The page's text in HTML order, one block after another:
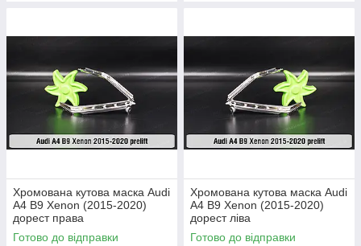
Хромована кутова маска Audi
A4 B9 Xenon (2015-2020)
дорест права
Готово до відправки
Хромована кутова маска Audi
A4 B9 Xenon (2015-2020)
дорест ліва
Готово до відправки